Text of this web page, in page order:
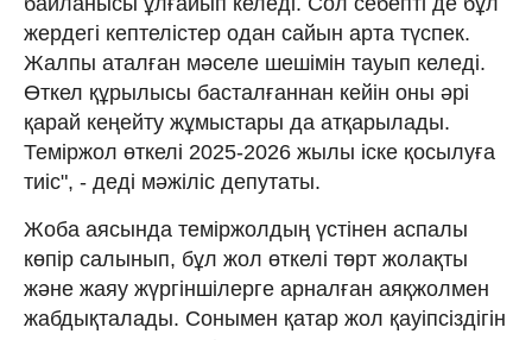
жердегі кептелістер одан сайын арта түспек.
Жалпы аталған мәселе шешімін тауып келеді.
Өткел құрылысы басталғаннан кейін оны әрі
қарай кеңейту жұмыстары да атқарылады.
Теміржол өткелі 2025-2026 жылы іске қосылуға
тиіс", - деді мәжіліс депутаты.
Жоба аясында теміржолдың үстінен аспалы
көпір салынып, бұл жол өткелі төрт жолақты
және жаяу жүргіншілерге арналған аяқжолмен
жабдықталады. Сонымен қатар жол қауіпсіздігін